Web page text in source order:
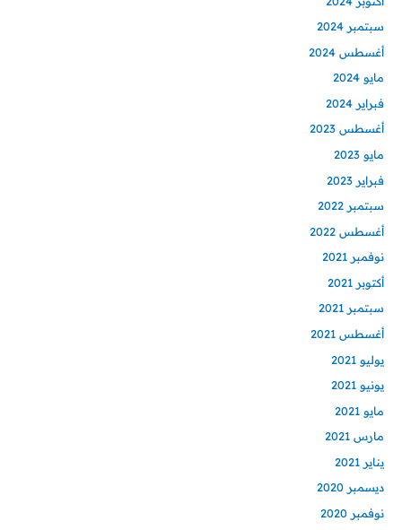
سبتمبر 2024
أغسطس 2024
مايو 2024
فبراير 2024
أغسطس 2023
مايو 2023
فبراير 2023
سبتمبر 2022
أغسطس 2022
نوفمبر 2021
أكتوبر 2021
سبتمبر 2021
أغسطس 2021
يوليو 2021
يونيو 2021
مايو 2021
مارس 2021
يناير 2021
ديسمبر 2020
نوفمبر 2020